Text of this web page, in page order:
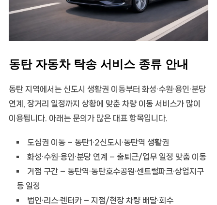
동탄 자동차 탁송 서비스 종류 안내
동탄 지역에서는 신도시 생활권 이동부터 화성·수원·용인·분당
연계, 장거리 일정까지 상황에 맞춘 차량 이동 서비스가 많이
이용됩니다. 아래는 문의가 많은 대표 항목입니다.
도심권 이동– 동탄1·2신도시·동탄역 생활권
화성·수원·용인·분당 연계 – 출퇴근/업무 일정 맞춤 이동
거점 구간– 동탄역·동탄호수공원·센트럴파크·상업지구
등 일정
법인·리스·렌터카– 지점/현장 차량 배달·회수